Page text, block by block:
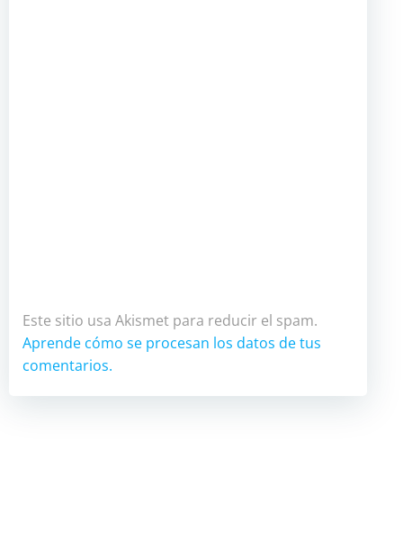
Este sitio usa Akismet para reducir el spam.
Aprende cómo se procesan los datos de tus
comentarios.